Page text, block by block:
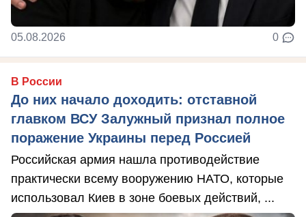
05.08.2026 0
В России
До них начало доходить: отставной
главком ВСУ Залужный признал полное
поражение Украины перед Россией
Российская армия нашла противодействие
практически всему вооружению НАТО, которые
использовал Киев в зоне боевых действий, ...